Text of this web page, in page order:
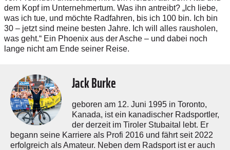
dem Kopf im Unternehmertum. Was ihn antreibt? „Ich liebe,
was ich tue, und möchte Radfahren, bis ich 100 bin. Ich bin
30 – jetzt sind meine besten Jahre. Ich will alles rausholen,
was geht.“ Ein Phoenix aus der Asche – und dabei noch
lange nicht am Ende seiner Reise.
Jack Burke
geboren am 12. Juni 1995 in Toronto,
Kanada, ist ein kanadischer Radsportler,
der derzeit im Tiroler Stubaital lebt. Er
begann seine Karriere als Profi 2016 und fährt seit 2022
erfolgreich als Amateur. Neben dem Radsport ist er auch